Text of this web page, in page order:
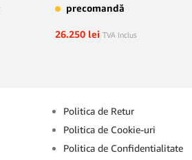
precomandă
26.250 lei TVA Inclus
Politica de Retur
Politica de Cookie-uri
Politica de Confidentialitate